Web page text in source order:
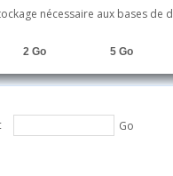
nécessaire aux bases de
2 Go 5 Go
Go